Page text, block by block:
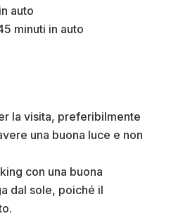
auto
minuti in auto
la visita, preferibilmente
una buona luce e non
con una buona
dal sole, poiché il